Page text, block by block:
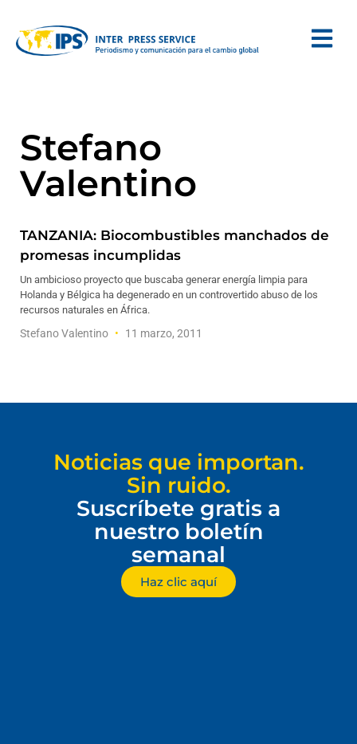
Stefano
Valentino
TANZANIA: Biocombustibles manchados de
promesas incumplidas
Un ambicioso proyecto que buscaba generar energía limpia para
Holanda y Bélgica ha degenerado en un controvertido abuso de los
recursos naturales en África.
Stefano Valentino 11 marzo, 2011
Noticias que importan.
Sin ruido.
Suscríbete gratis a
nuestro boletín
semanal
Haz clic aquí